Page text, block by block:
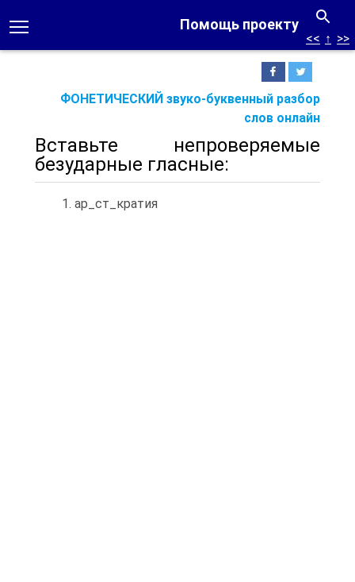
Помощь проекту
ФОНЕТИЧЕСКИЙ звуко-буквенный разбор
слов онлайн
<< ↑ >>
Вставьте непроверяемые
безударные гласные:
1. ар_ст_кратия